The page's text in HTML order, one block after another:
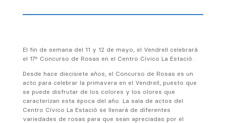
El fin de semana del 11 y 12 de mayo, el Vendrell celebrará
el 17º Concurso de Rosas en el Centro Cívico La Estació.
Desde hace diecisiete años, el Concurso de Rosas es un
acto para celebrar la primavera en el Vendrell, puesto que
se puede disfrutar de los colores y los olores que
caracterizan esta época del año. La sala de actos del
Centro Cívico La Estació se llenará de diferentes
variedades de rosas para que sean apreciadas por el